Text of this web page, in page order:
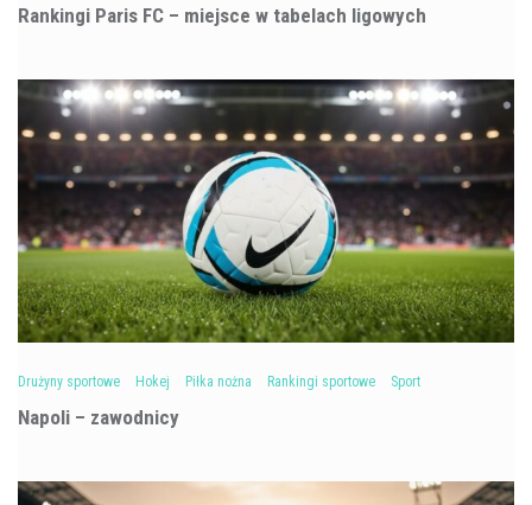
Rankingi Paris FC – miejsce w tabelach ligowych
Drużyny sportowe Hokej Piłka nożna Rankingi sportowe Sport
Napoli – zawodnicy